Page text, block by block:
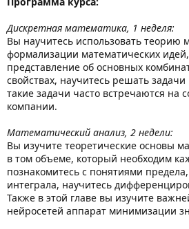
Дискретная математика, 1 неделя:
Вы научитесь использовать теорию
формализации математических
представление об основных
свойствах, научитесь решать
такие задачи часто встречаются на
компании.
Математический анализ, 2 недели:
Вы изучите теоретические основы
в том объеме, который необходим
познакомитесь с понятиями
интеграла, научитесь
Также в этой главе вы изучите
нейросетей аппарат минимизации